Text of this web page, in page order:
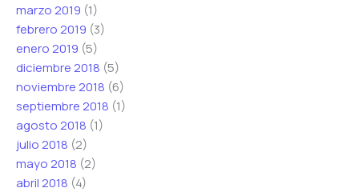
marzo 2019 (1)
febrero 2019 (3)
enero 2019 (5)
diciembre 2018 (5)
noviembre 2018 (6)
septiembre 2018 (1)
agosto 2018 (1)
julio 2018 (2)
mayo 2018 (2)
abril 2018 (4)